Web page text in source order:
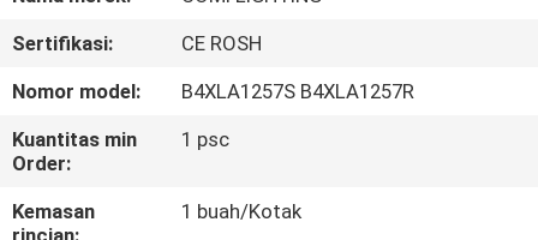
TUR
PABRIK
KONTROL
KUALITAS
Sertifikasi:
CE ROSH
Nomor model:
B4XLA1257S B4XLA1257R
Kuantitas min
Order:
1 psc
Kemasan
1 buah/Kotak